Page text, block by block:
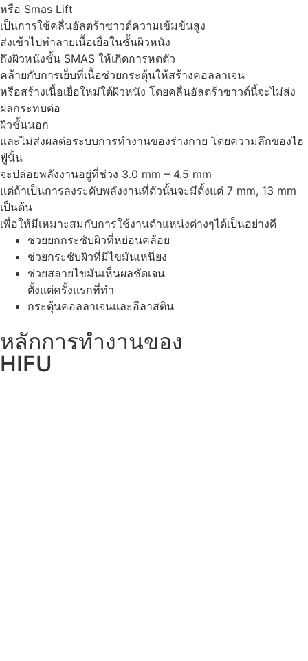
หรือ Smas Lift
เป็นการใช้คลื่นอัลตร้าซาวด์ความเข้มข้นสูง
ส่งเข้าไปทำลายเนื้อเยื่อในชั้นผิวหนัง
ถึงผิวหนังชั้น SMAS ให้เกิดการหดตัว
คล้ายกับการเย็บที่เนื้อช่วยกระตุ้นให้สร้างคอลลาเจน
หรือสร้างเนื้อเยื่อใหม่ใต้ผิวหนัง โดยคลื่นอัลตร้าซาวด์นี้จะไม่ส่ง
ผลกระทบต่อ
ผิวชั้นนอก
และไม่ส่งผลต่อระบบการทำงานของร่างกาย โดยความลึกของไฮ
ฟู่นั้น
จะปล่อยพลังงานอยู่ที่ช่วง 3.0 mm – 4.5 mm
แต่ถ้าเป็นการลงระดับพลังงานที่ตัวนั้นจะมีตั้งแต่ 7 mm, 13 mm
เป็นต้น
เพื่อให้มีเหมาะสมกับการใช้งานตำแหน่งต่างๆได้เป็นอย่างดี
ช่วยยกกระชับผิวที่หย่อนคล้อย
ช่วยกระชับผิวที่มีไขมันเหนียง
ช่วยสลายไขมันเห็นผลชัดเจน
ตั้งแต่ครั้งแรกที่ทำ
กระตุ้นคอลลาเจนและอีลาสติน
หลักการทำงานของ
HIFU